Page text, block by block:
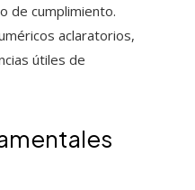
de cumplimiento.
aclaratorios,
útiles de